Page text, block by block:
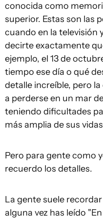
conocida como
superior. Estas son las
cuando en la televisión
decirte exactamente
ejemplo, el 13 de
tiempo ese día o qué
detalle increíble, pero
a perderse en un mar
teniendo dificultades
más amplia de sus
Pero para gente como
recuerdo los detalles.
La gente suele
alguna vez has leído